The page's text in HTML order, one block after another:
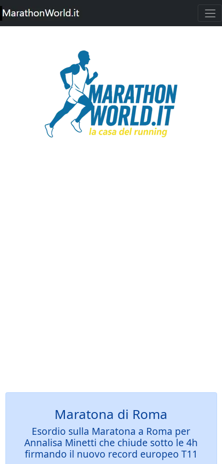
Maratona di Roma
Esordio sulla Maratona a Roma per
Annalisa Minetti che chiude sotto le 4h
firmando il nuovo record europeo T11